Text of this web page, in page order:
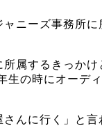
ニーズ事務所に
属するきっかけ
生の時にオーデ
んに行く」と言